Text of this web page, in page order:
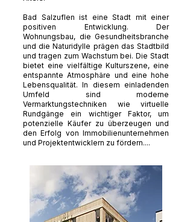
Bad Salzuflen ist eine Stadt mit einer
positiven Entwicklung. Der
Wohnungsbau, die Gesundheitsbranche
und die Naturidylle prägen das Stadtbild
und tragen zum Wachstum bei. Die Stadt
bietet eine vielfältige Kulturszene, eine
entspannte Atmosphäre und eine hohe
Lebensqualität. In diesem einladenden
Umfeld sind moderne
Vermarktungstechniken wie virtuelle
Rundgänge ein wichtiger Faktor, um
potenzielle Käufer zu überzeugen und
den Erfolg von Immobilienunternehmen
und Projektentwicklern zu fördern....